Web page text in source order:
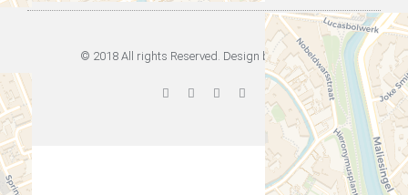
© 2018 All rights Reserved. Design by Elementor